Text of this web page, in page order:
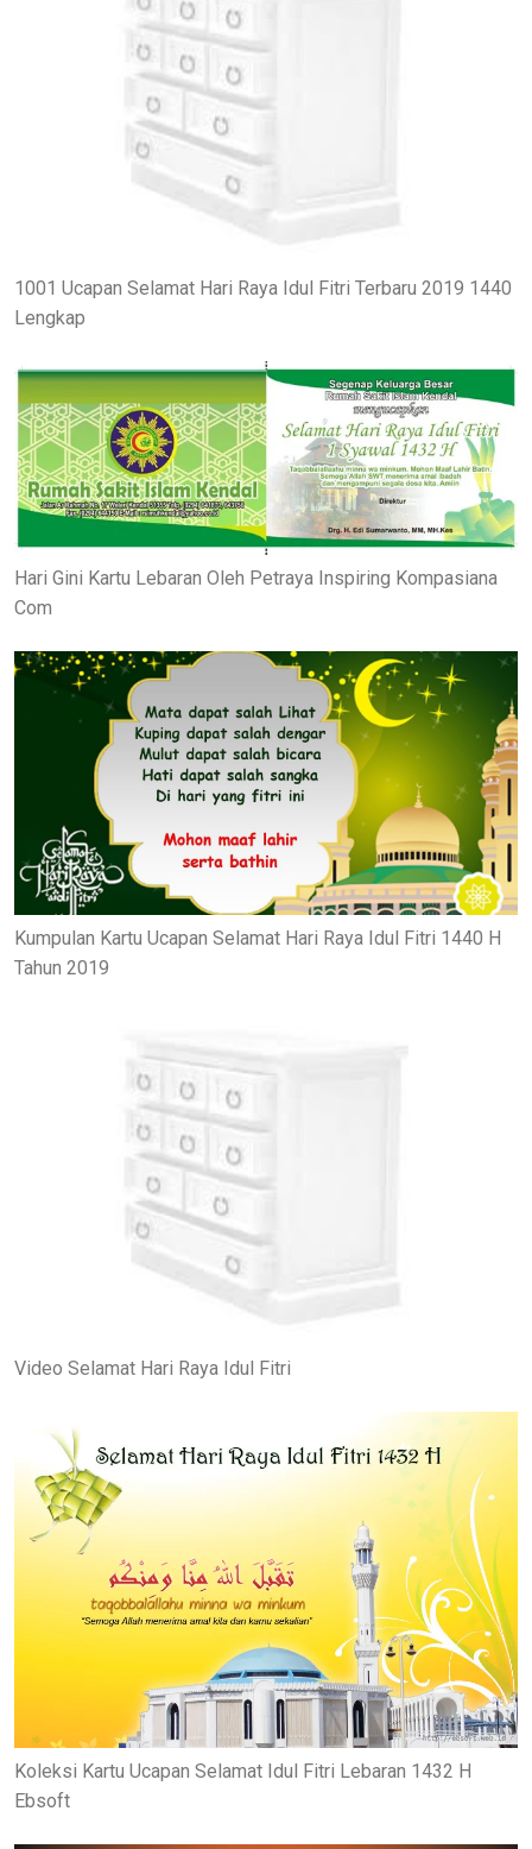
1001 Ucapan Selamat Hari Raya Idul Fitri Terbaru 2019 1440
Lengkap
Hari Gini Kartu Lebaran Oleh Petraya Inspiring Kompasiana
Com
Kumpulan Kartu Ucapan Selamat Hari Raya Idul Fitri 1440 H
Tahun 2019
Video Selamat Hari Raya Idul Fitri
Koleksi Kartu Ucapan Selamat Idul Fitri Lebaran 1432 H
Ebsoft